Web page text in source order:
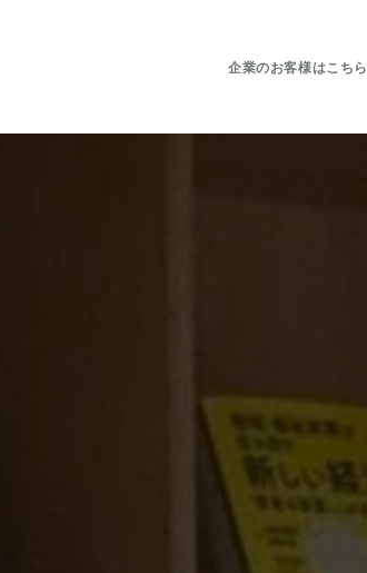
企業のお客様はこちら